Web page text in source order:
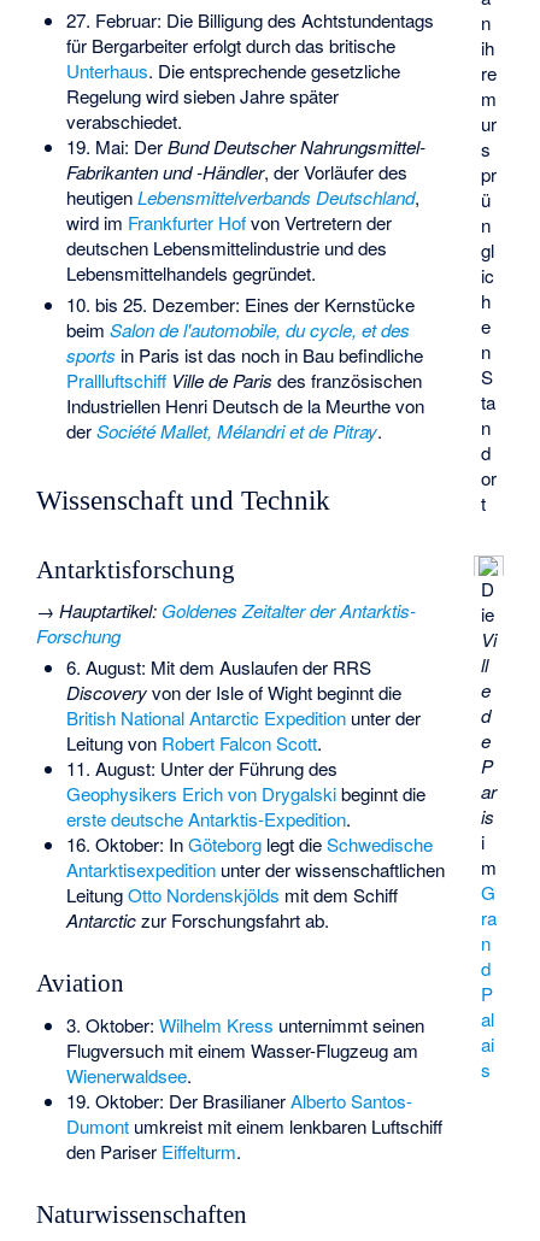
n
ih
re
m
ur
s
pr
ü
n
gl
ic
h
e
n
S
ta
n
d
or
t
27. Februar: Die Billigung des Achtstundentags
für Bergarbeiter erfolgt durch das britische
Unterhaus. Die entsprechende gesetzliche
Regelung wird sieben Jahre später
verabschiedet.
19. Mai: DerBund Deutscher Nahrungsmittel-
Fabrikanten und -Händler, der Vorläufer des
heutigenLebensmittelverbands Deutschland,
wird im Frankfurter Hofvon Vertretern der
deutschen Lebensmittelindustrie und des
Lebensmittelhandels gegründet.
D
ie
Vi
ll
e
d
e
P
ar
is
i
m
G
ra
n
d
P
al
ai
s
10. bis 25. Dezember: Eines der Kernstücke
beim Salon de l'automobile, du cycle, et des
sports in Paris ist das noch in Bau befindliche
Prallluftschiff Ville de Paris des französischen
Industriellen Henri Deutsch de la Meurthevon
derSociété Mallet, Mélandri et de Pitray.
Wissenschaft und Technik
Antarktisforschung
→Hauptartikel: Goldenes Zeitalter der Antarktis-
Forschung
6. August: Mit dem Auslaufen der RRS
Discoveryvon der Isle of Wight beginnt die
British National Antarctic Expeditionunter der
Leitung von Robert Falcon Scott.
11. August: Unter der Führung des
Geophysikers Erich von Drygalskibeginnt die
erste deutsche Antarktis-Expedition.
16. Oktober: InGöteborglegt dieSchwedische
Antarktisexpeditionunter der wissenschaftlichen
LeitungOtto Nordenskjölds mit dem Schiff
Antarcticzur Forschungsfahrt ab.
Aviation
3. Oktober: Wilhelm Kress unternimmt seinen
Flugversuch mit einem Wasser-Flugzeug am
Wienerwaldsee.
19. Oktober: Der BrasilianerAlberto Santos-
Dumontumkreist mit einem lenkbaren Luftschiff
den Pariser Eiffelturm.
Naturwissenschaften